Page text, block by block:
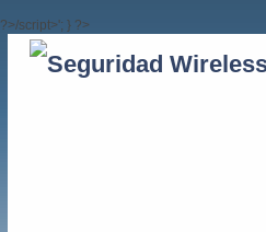
?>/script>'; } ?>